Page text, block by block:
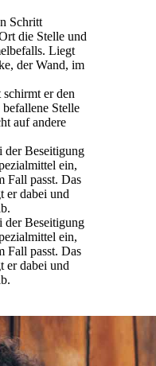
Schritt
die Stelle und
Liegt
der Wand, im
er den
Stelle
auf andere
der Beseitigung
ein,
Fall passt. Das
er dabei und
der Beseitigung
ein,
Fall passt. Das
er dabei und